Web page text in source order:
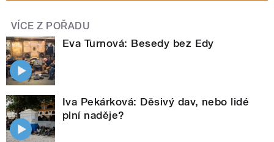
VÍCE Z POŘADU
Eva Turnová: Besedy bez Edy
Iva Pekárková: Děsivý dav, nebo lidé
plní naděje?